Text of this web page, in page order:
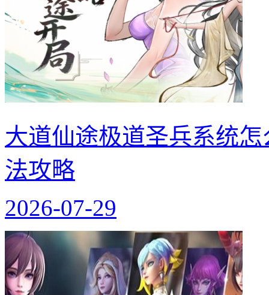
大道仙途极道圣兵系统
法攻略
2026-07-29